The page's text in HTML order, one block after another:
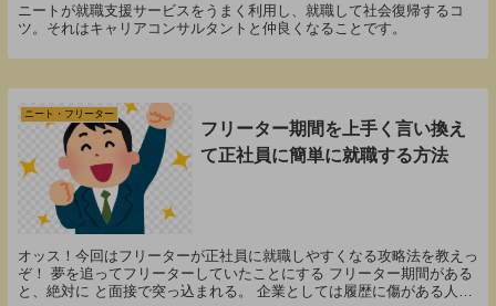
ニートが就職支援サービスをうまく利用し、就職して社会復帰するコ
ツ。それはキャリアコンサルタントと仲良くなることです。
ニート・フリーター
フリーター期間を上手く言い換え
て正社員に簡単に就職する方法
オッス！今回はフリーターが正社員に就職しやすくなる攻略法を教えっ
ぞ！ 夢を追ってフリーターしていたことにする フリーター期間がある
と、絶対に と面接で突っ込まれる。 企業としては履歴に傷がある人間